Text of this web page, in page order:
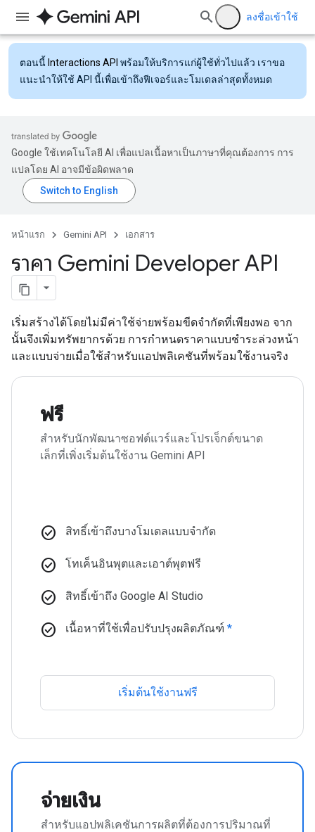
ลงชื่อเข้าใช้
ตอนนี้ Interactions API พร้อมให้บริการแก่ผู้ใช้ทั่วไปแล้ว เราขอ
แนะนำให้ใช้ API นี้เพื่อเข้าถึงฟีเจอร์และโมเดลล่าสุดทั้งหมด
Google ใช้เทคโนโลยี AI เพื่อแปลเนื้อหาเป็นภาษาที่คุณต้องการ การ
แปลโดย AI อาจมีข้อผิดพลาด
หน้าแรก Gemini API เอกสาร
ราคา Gemini Developer API
เริ่มสร้างได้โดยไม่มีค่าใช้จ่ายพร้อมขีดจำกัดที่เพียงพอ จาก
นั้นจึงเพิ่มทรัพยากรด้วย การกำหนดราคาแบบชำระล่วงหน้า
และแบบจ่ายเมื่อใช้สำหรับแอปพลิเคชันที่พร้อมใช้งานจริง
ฟรี
สำหรับนักพัฒนาซอฟต์แวร์และโปรเจ็กต์ขนาด
เล็กที่เพิ่งเริ่มต้นใช้งาน Gemini API
check_circle สิทธิ์เข้าถึงบางโมเดลแบบจำกัด
check_circle โทเค็นอินพุตและเอาต์พุตฟรี
check_circle สิทธิ์เข้าถึง Google AI Studio
check_circle เนื้อหาที่ใช้เพื่อปรับปรุงผลิตภัณฑ์ *
เริ่มต้นใช้งานฟรี
จ่ายเงิน
สำหรับแอปพลิเคชันการผลิตที่ต้องการปริมาณที่